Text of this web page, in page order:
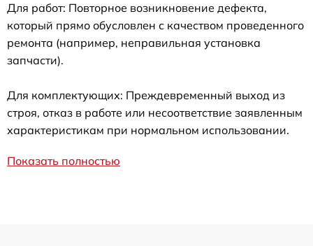
Для работ: Повторное возникновение дефекта,
который прямо обусловлен с качеством проведенного
ремонта (например, неправильная установка
запчасти).
Для комплектующих: Преждевременный выход из
строя, отказ в работе или несоответствие заявленным
характеристикам при нормальном использовании.
Показать полностью